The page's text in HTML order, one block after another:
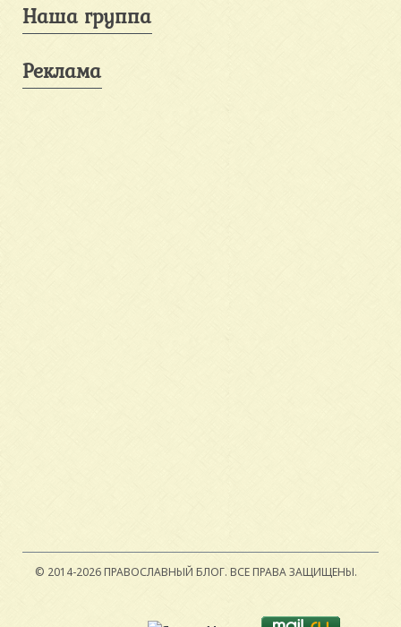
Наша группа
Реклама
© 2014-2026 ПРАВОСЛАВНЫЙ БЛОГ. ВСЕ ПРАВА ЗАЩИЩЕНЫ.